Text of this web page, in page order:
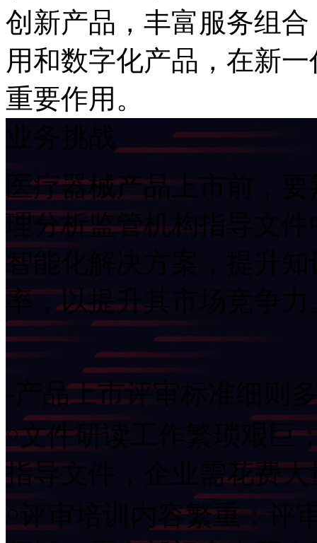
创新产品，丰富服务组
用和数字化产品，在
重要作用。
医疗器械产品上市前，
理分析监管机构指导文
智能化解决方案，提升
率，以提升其市场竞争
-产品上市评审标准细则
￮文件研读工作繁琐艰巨
指导文件，企业需花
￮评审培训内容繁重：评